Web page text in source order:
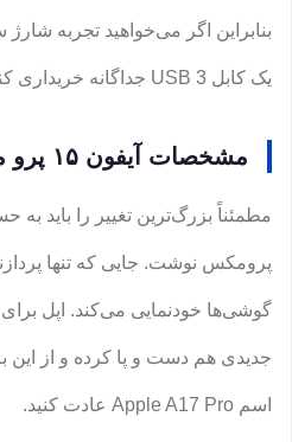
بنابراین اگر می‌خواهید تجربه شارژ
یک کابل USB 3 جداگانه خریداری کنید.
مشخصات آیفون ۱۵ پرو مکس
گوشی‌ها خودنمایی می‌کند. اپل برای
اسم Apple A17 Pro عادت کنید.